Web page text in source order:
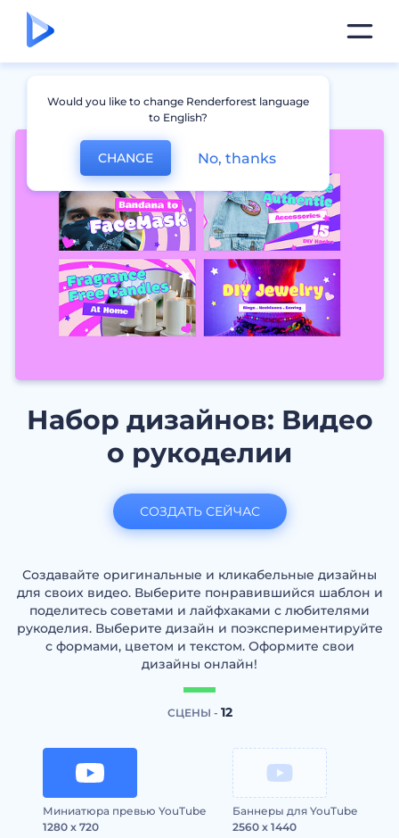
Набор дизайнов: Видео
о рукоделии
Создавайте оригинальные и кликабельные дизайны
для своих видео. Выберите понравившийся шаблон и
поделитесь советами и лайфхаками с любителями
рукоделия. Выберите дизайн и поэкспериментируйте
с формами, цветом и текстом. Оформите свои
дизайны онлайн!
СЦЕНЫ - 12
Миниатюра превью YouTube
1280 x 720
Баннеры для YouTube
2560 x 1440
СОЗДАТЬ СЕЙЧАС
Would you like to change Renderforest language
to English?
CHANGE No, thanks